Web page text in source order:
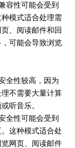
容性可能会受到
模式适合处理需
、阅读邮件和回
可能会导致浏览
全性较高，因为
不需要大量计算
听音乐。
全性可能会受到
这种模式适合处
网页、阅读邮件